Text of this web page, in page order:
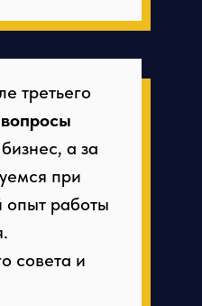
третьего
а за
при
опыт работы
совета и